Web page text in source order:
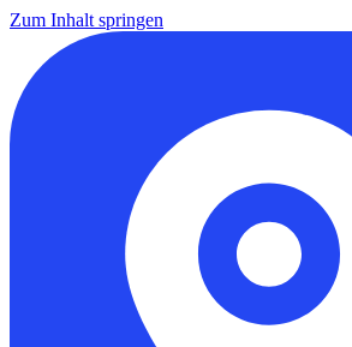
Zum Inhalt springen